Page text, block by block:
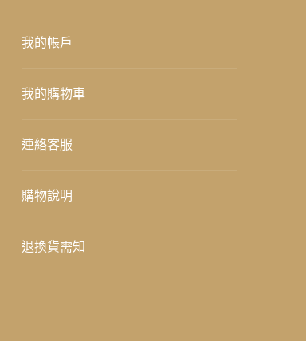
我的帳戶
我的購物車
連絡客服
購物說明
退換貨需知